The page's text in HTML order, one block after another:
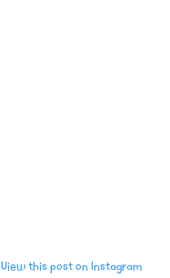
View this post on Instagram